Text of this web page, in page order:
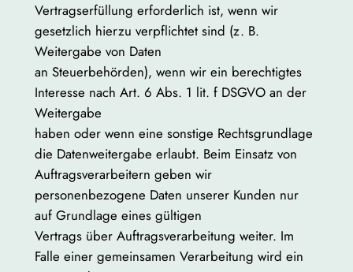
Vertragserfüllung erforderlich ist, wenn wir
gesetzlich hierzu verpflichtet sind (z. B.
Weitergabe von Daten
an Steuerbehörden), wenn wir ein berechtigtes
Interesse nach Art. 6 Abs. 1 lit. f DSGVO an der
Weitergabe
haben oder wenn eine sonstige Rechtsgrundlage
die Datenweitergabe erlaubt. Beim Einsatz von
Auftragsverarbeitern geben wir
personenbezogene Daten unserer Kunden nur
auf Grundlage eines gültigen
Vertrags über Auftragsverarbeitung weiter. Im
Falle einer gemeinsamen Verarbeitung wird ein